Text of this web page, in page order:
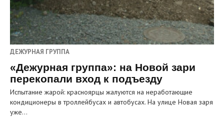
ДЕЖУРНАЯ ГРУППА
«Дежурная группа»: на Новой зари
перекопали вход к подъезду
Испытание жарой: красноярцы жалуются на неработающие
кондиционеры в троллейбусах и автобусах. На улице Новая заря
уже…